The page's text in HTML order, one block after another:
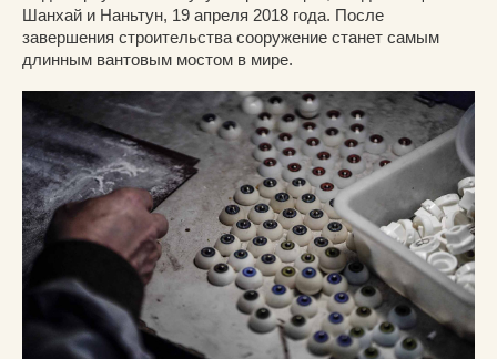
Шанхай и Наньтун, 19 апреля 2018 года. После
завершения строительства сооружение станет самым
длинным вантовым мостом в мире.